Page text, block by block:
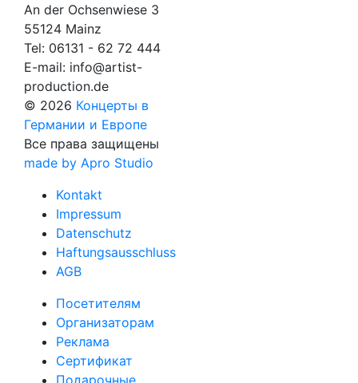
An der Ochsenwiese 3
55124 Mainz
Tel: 06131 - 62 72 444
E-mail: info@artist-
production.de
© 2026 Концерты в
Германии и Европе
Все права защищены
made by Apro Studio
Kontakt
Impressum
Datenschutz
Haftungsausschluss
AGB
Посетителям
Организаторам
Реклама
Сертификат